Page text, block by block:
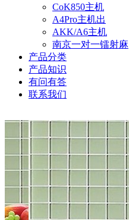
CoK850主机
A4Pro主机出
AKK/A6主机
南京一对一镭射麻
产品分类
产品知识
有问有答
联系我们